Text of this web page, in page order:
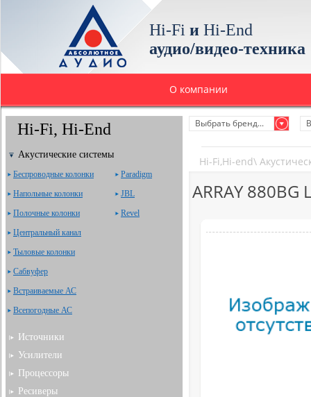
Hi-Fi и Hi-End
аудио/видео-техника
О компании
Выбрать бренд...
Hi-Fi,Hi-end\
ARRAY
Hi-Fi, Hi-End
Акустические системы
Беспроводные колонки
Напольные колонки
Полочные колонки
Центральный канал
Тыловые колонки
Сабвуфер
Встраиваемые АС
Всепогодные АС
Paradigm
JBL
Revel
Источники
Усилители
Процессоры
Ресиверы